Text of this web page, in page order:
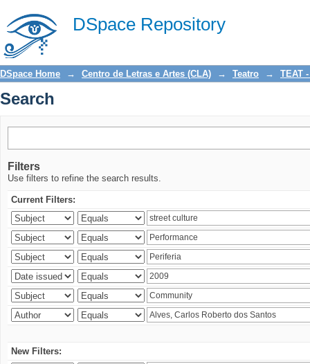
DSpace Repository
Search
DSpace Home → Centro de Letras e Artes (CLA) → Teatro → TEAT
Search
Filters
Use filters to refine the search results.
Current Filters:
New Filters: